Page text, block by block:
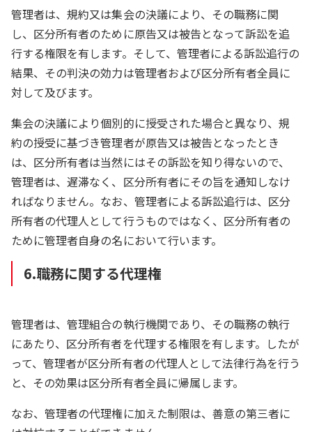
管理者は、規約又は集会の決議により、その職務に関
し、区分所有者のために原告又は被告となって訴訟を追
行する権限を有します。そして、管理者による訴訟追行の
結果、その判決の効力は管理者および区分所有者全員に
対して及びます。
集会の決議により個別的に授受された場合と異なり、規
約の授受に基づき管理者が原告又は被告となったとき
は、区分所有者は当然にはその訴訟を知り得ないので、
管理者は、遅滞なく、区分所有者にその旨を通知しなけ
ればなりません。なお、管理者による訴訟追行は、区分
所有者の代理人として行うものではなく、区分所有者の
ために管理者自身の名において行います。
6.職務に関する代理権
管理者は、管理組合の執行機関であり、その職務の執行
にあたり、区分所有者を代理する権限を有します。したが
って、管理者が区分所有者の代理人として法律行為を行う
と、その効果は区分所有者全員に帰属します。
なお、管理者の代理権に加えた制限は、善意の第三者に